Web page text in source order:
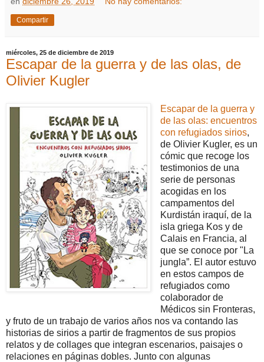
Compartir
miércoles, 25 de diciembre de 2019
Escapar de la guerra y de las olas, de
Olivier Kugler
Escapar de la guerra y
de las olas: encuentros
con refugiados sirios,
de Olivier Kugler, es un
cómic que recoge los
testimonios de una
serie de personas
acogidas en los
campamentos del
Kurdistán iraquí, de la
isla griega Kos y de
Calais en Francia, al
que se conoce por "La
jungla”. El autor estuvo
en estos campos de
refugiados como
colaborador de
Médicos sin Fronteras,
y fruto de un trabajo de varios años nos va contando las
historias de sirios a partir de fragmentos de sus propios
relatos y de collages que integran escenarios, paisajes o
relaciones en páginas dobles. Junto con algunas